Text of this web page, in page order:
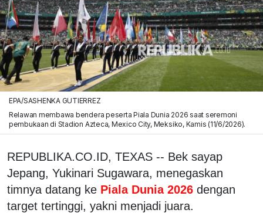
EPA/SASHENKA GUTIERREZ
Relawan membawa bendera peserta Piala Dunia 2026 saat seremoni
pembukaan di Stadion Azteca, Mexico City, Meksiko, Kamis (11/6/2026).
REPUBLIKA.CO.ID, TEXAS -- Bek sayap
Jepang, Yukinari Sugawara, menegaskan
timnya datang ke Piala Dunia 2026 dengan
target tertinggi, yakni menjadi juara.